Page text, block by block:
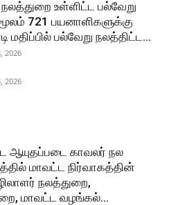
உள்ளிட்ட பல்வேறு
721 பயனாளிகளுக்கு
மதிப்பில் பல்வேறு நலத்திட்ட...
2026
2026
ஆயுதப்படை காவலர் நல
மாவட்ட நிர்வாகத்தின்
நலத்துறை,
மாவட்ட வழங்கல்...